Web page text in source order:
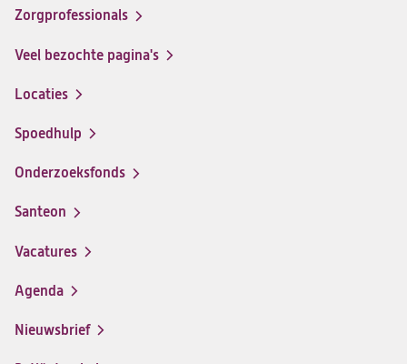
op
op
op
Zorgprofessionals
Veel bezochte pagina's
Locaties
Spoedhulp
Onderzoeksfonds
Santeon
(opent
in
nieuwe
Vacatures
(opent
in
nieuwe
Agenda
Nieuwsbrief